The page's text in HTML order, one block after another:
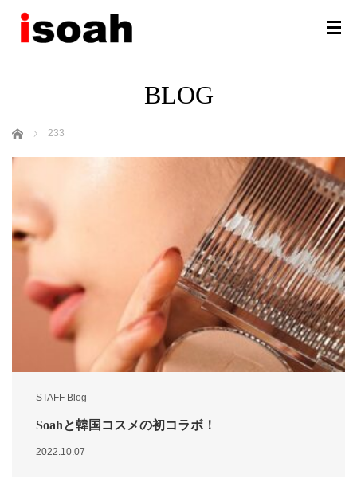
BLOG
ホーム 233
STAFF Blog
Soahと韓国コスメの初コラボ！
2022.10.07